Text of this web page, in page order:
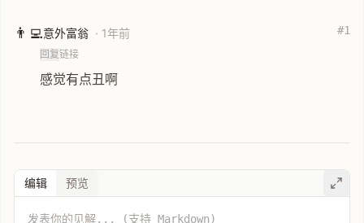
👨‍💻意外富翁 · 1年前 #1
回复链接
感觉有点丑啊
编辑 预览